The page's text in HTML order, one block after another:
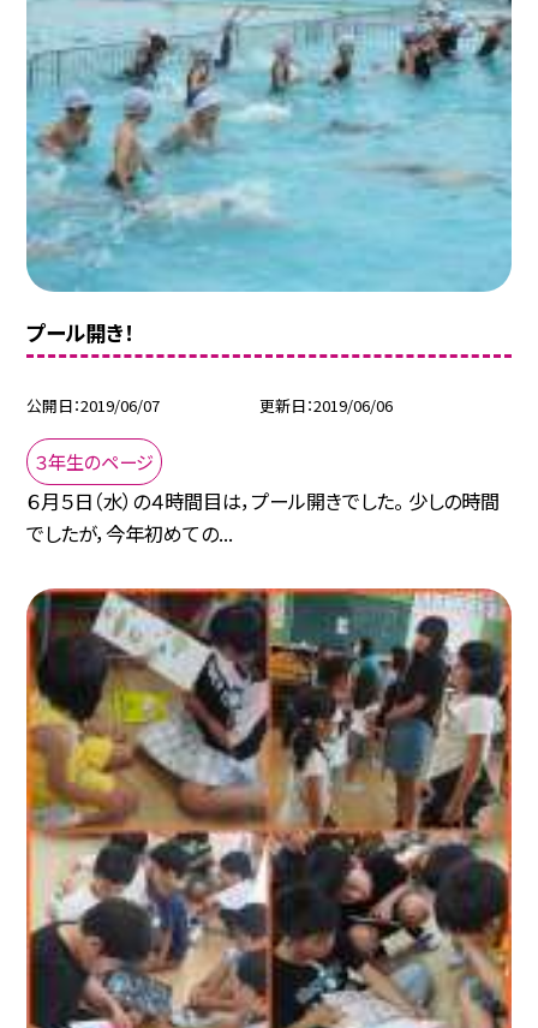
プール開き！
公開日 2019/06/07 更新日 2019/06/06
３年生のページ
６月５日（水）の４時間目は，プール開きでした。 少しの時間
でしたが，今年初めての...